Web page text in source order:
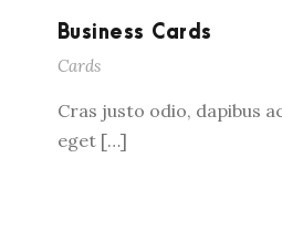
Business Cards
Cards
Cras justo odio, dapibus
eget […]